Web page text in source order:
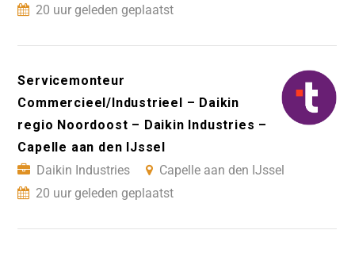
20 uur geleden geplaatst
Servicemonteur
Commercieel/Industrieel – Daikin
regio Noordoost – Daikin Industries –
Capelle aan den IJssel
Daikin Industries
Capelle aan den IJssel
20 uur geleden geplaatst